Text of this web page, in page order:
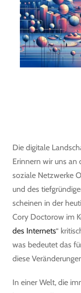
Die digitale
Erinnern wir uns an
soziale Netzwerke
und des
scheinen in der
Cory Doctorow im
des Internets“
was bedeutet das
diese
In einer Welt, die